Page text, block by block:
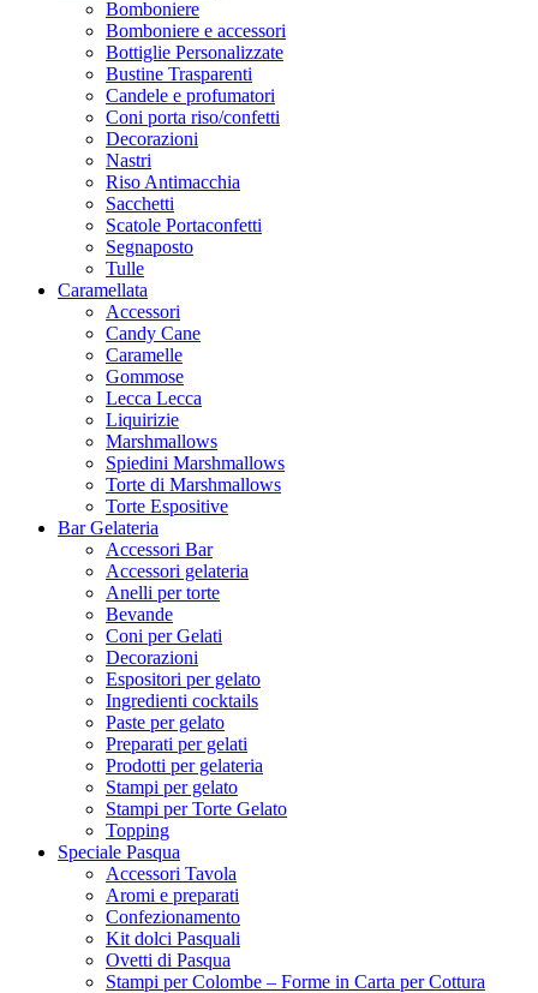
Bomboniere
Bomboniere e accessori
Bottiglie Personalizzate
Bustine Trasparenti
Candele e profumatori
Coni porta riso/confetti
Decorazioni
Nastri
Riso Antimacchia
Sacchetti
Scatole Portaconfetti
Segnaposto
Tulle
Caramellata
Accessori
Candy Cane
Caramelle
Gommose
Lecca Lecca
Liquirizie
Marshmallows
Spiedini Marshmallows
Torte di Marshmallows
Torte Espositive
Bar Gelateria
Accessori Bar
Accessori gelateria
Anelli per torte
Bevande
Coni per Gelati
Decorazioni
Espositori per gelato
Ingredienti cocktails
Paste per gelato
Preparati per gelati
Prodotti per gelateria
Stampi per gelato
Stampi per Torte Gelato
Topping
Speciale Pasqua
Accessori Tavola
Aromi e preparati
Confezionamento
Kit dolci Pasquali
Ovetti di Pasqua
Stampi per Colombe – Forme in Carta per Cottura